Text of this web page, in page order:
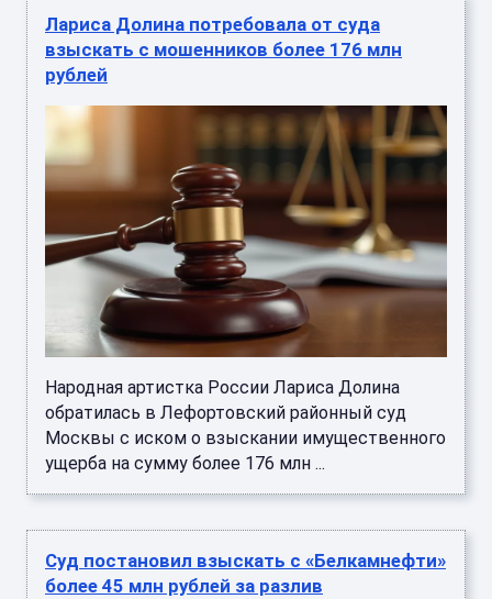
Лариса Долина потребовала от суда
взыскать с мошенников более 176 млн
рублей
Народная артистка России Лариса Долина
обратилась в Лефортовский районный суд
Москвы с иском о взыскании имущественного
ущерба на сумму более 176 млн ...
Суд постановил взыскать с «Белкамнефти»
более 45 млн рублей за разлив